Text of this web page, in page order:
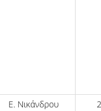
Ε. Νικάνδρου